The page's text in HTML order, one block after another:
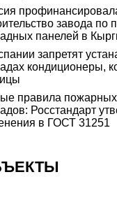
завода по
панелей в
запретят
кондиционеры,
правила
Росстандарт
в ГОСТ 31251